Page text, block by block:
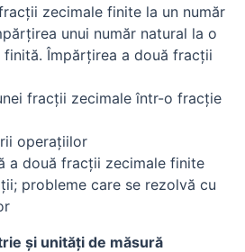
zecimale finite la un număr
unui număr natural la o
Împărţirea a două fracţii
fracţii zecimale într-o fracţie
operaţiilor
a două fracţii zecimale finite
probleme care se rezolvă cu
şi unităţi de măsură